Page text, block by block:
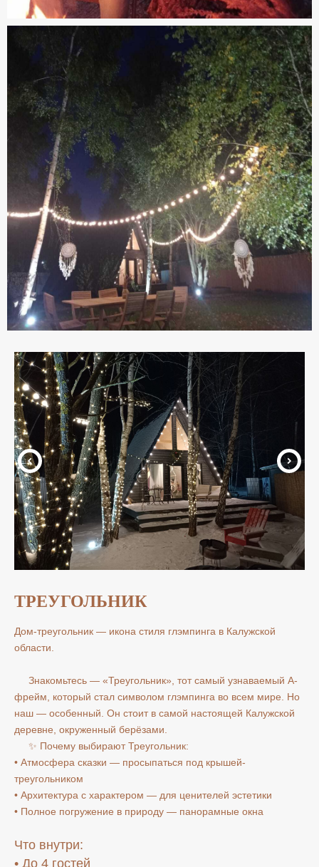
ТРЕУГОЛЬНИК
Дом-треугольник — икона стиля глэмпинга в Калужской
области.
Знакомьтесь — «Треугольник», тот самый узнаваемый А-
фрейм, который стал символом глэмпинга во всем мире. Но
наш — особенный. Он стоит в самой настоящей Калужской
деревне, окруженный берёзами.
✨ Почему выбирают Треугольник:
• Атмосфера сказки — просыпаться под крышей-
треугольником
• Архитектура с характером — для ценителей эстетики
• Полное погружение в природу — панорамные окна
Что внутри:
• До 4 гостей